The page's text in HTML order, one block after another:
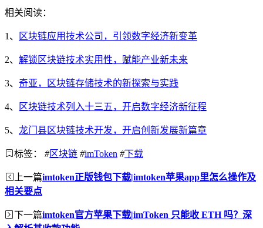
相关阅读：
1、 区块链应用技术公司，引领数字经济新变革
2、 解锁区块链技术实用性，赋能产业新未来
3、 奇亚，区块链存储技术的新探索与实践
4、 区块链技术列入十三五，开启数字经济新征程
5、 龙门县区块链技术开发，开启创新发展新篇章
标签： #区块链 #imToken #下载
上一篇imtoken正版钱包下载|imtoken苹果app里怎么操作及
相关要点
下一篇imtoken官方苹果下载|imToken 只能收 ETH 吗？深